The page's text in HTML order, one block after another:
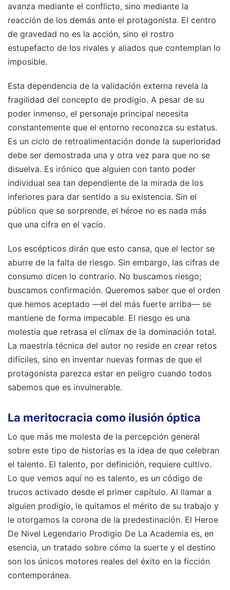
avanza mediante el conflicto, sino mediante la
reacción de los demás ante el protagonista. El centro
de gravedad no es la acción, sino el rostro
estupefacto de los rivales y aliados que contemplan lo
imposible.
Esta dependencia de la validación externa revela la
fragilidad del concepto de prodigio. A pesar de su
poder inmenso, el personaje principal necesita
constantemente que el entorno reconozca su estatus.
Es un ciclo de retroalimentación donde la superioridad
debe ser demostrada una y otra vez para que no se
disuelva. Es irónico que alguien con tanto poder
individual sea tan dependiente de la mirada de los
inferiores para dar sentido a su existencia. Sin el
público que se sorprende, el héroe no es nada más
que una cifra en el vacío.
Los escépticos dirán que esto cansa, que el lector se
aburre de la falta de riesgo. Sin embargo, las cifras de
consumo dicen lo contrario. No buscamos riesgo;
buscamos confirmación. Queremos saber que el orden
que hemos aceptado —el del más fuerte arriba— se
mantiene de forma impecable. El riesgo es una
molestia que retrasa el clímax de la dominación total.
La maestría técnica del autor no reside en crear retos
difíciles, sino en inventar nuevas formas de que el
protagonista parezca estar en peligro cuando todos
sabemos que es invulnerable.
La meritocracia como ilusión óptica
Lo que más me molesta de la percepción general
sobre este tipo de historias es la idea de que celebran
el talento. El talento, por definición, requiere cultivo.
Lo que vemos aquí no es talento, es un código de
trucos activado desde el primer capítulo. Al llamar a
alguien prodigio, le quitamos el mérito de su trabajo y
le otorgamos la corona de la predestinación. El Heroe
De Nivel Legendario Prodigio De La Academia es, en
esencia, un tratado sobre cómo la suerte y el destino
son los únicos motores reales del éxito en la ficción
contemporánea.